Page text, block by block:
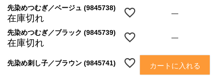
先染めつむぎ／ベージュ (9845738)
在庫切れ
—
先染めつむぎ／ブラック (9845739)
在庫切れ
—
先染め刺し子／ブラウン (9845741) カートに入れる